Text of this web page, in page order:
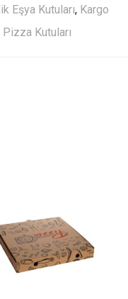
Eşya Kutuları, Kargo
Pizza Kutuları